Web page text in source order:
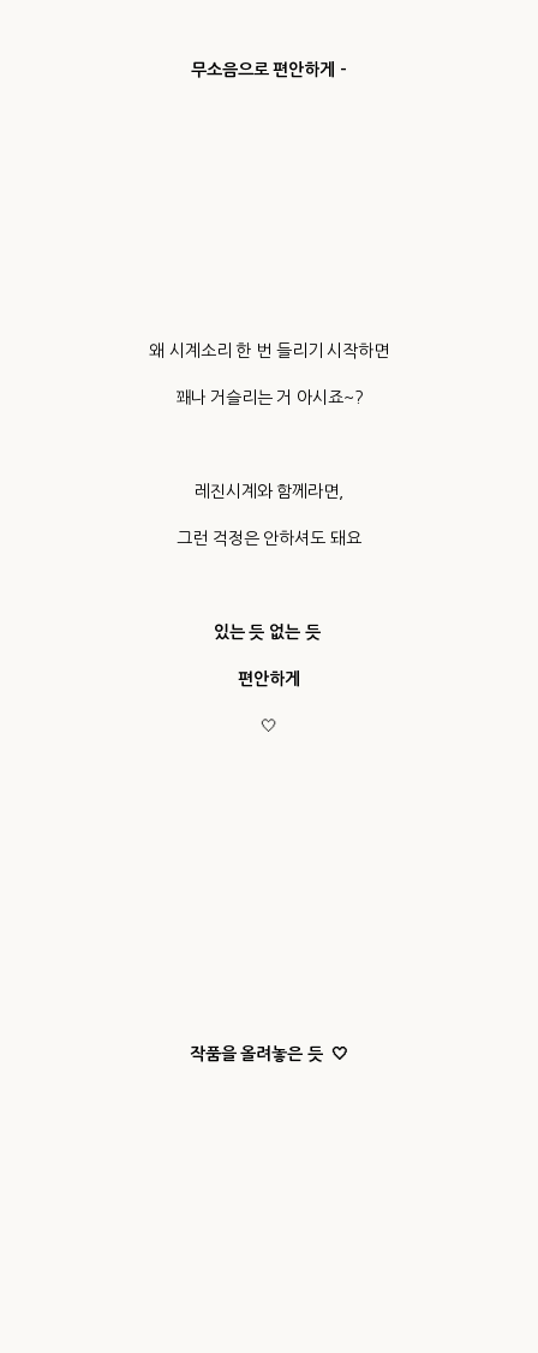
무소음으로 편안하게 -
왜 시계소리 한 번 들리기 시작하면
꽤나 거슬리는 거 아시죠~?
레진시계와 함께라면,
그런 걱정은 안하셔도 돼요
있는 듯 없는 듯
편안하게
🤍
작품을 올려놓은 듯 🤍